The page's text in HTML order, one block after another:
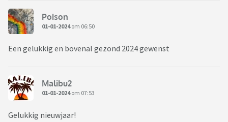
Poison
01-01-2024om 06:50
Een gelukkig en bovenal gezond 2024 gewenst
Malibu2
01-01-2024om 07:53
Gelukkig nieuwjaar!